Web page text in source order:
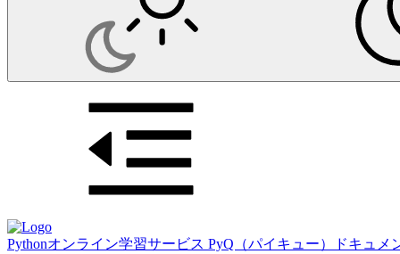
Pythonオンライン学習サービス PyQ（パイキュー）ドキュメ